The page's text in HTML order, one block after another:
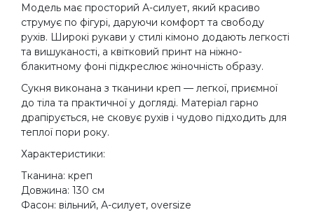
Модель має просторий А-силует, який красиво
струмує по фігурі, даруючи комфорт та свободу
рухів. Широкі рукави у стилі кімоно додають легкості
та вишуканості, а квітковий принт на ніжно-
блакитному фоні підкреслює жіночність образу.
Сукня виконана з тканини креп — легкої, приємної
до тіла та практичної у догляді. Матеріал гарно
драпірується, не сковує рухів і чудово підходить для
теплої пори року.
Характеристики:
Тканина: креп
Довжина: 130 см
Фасон: вільний, А-силует, oversize